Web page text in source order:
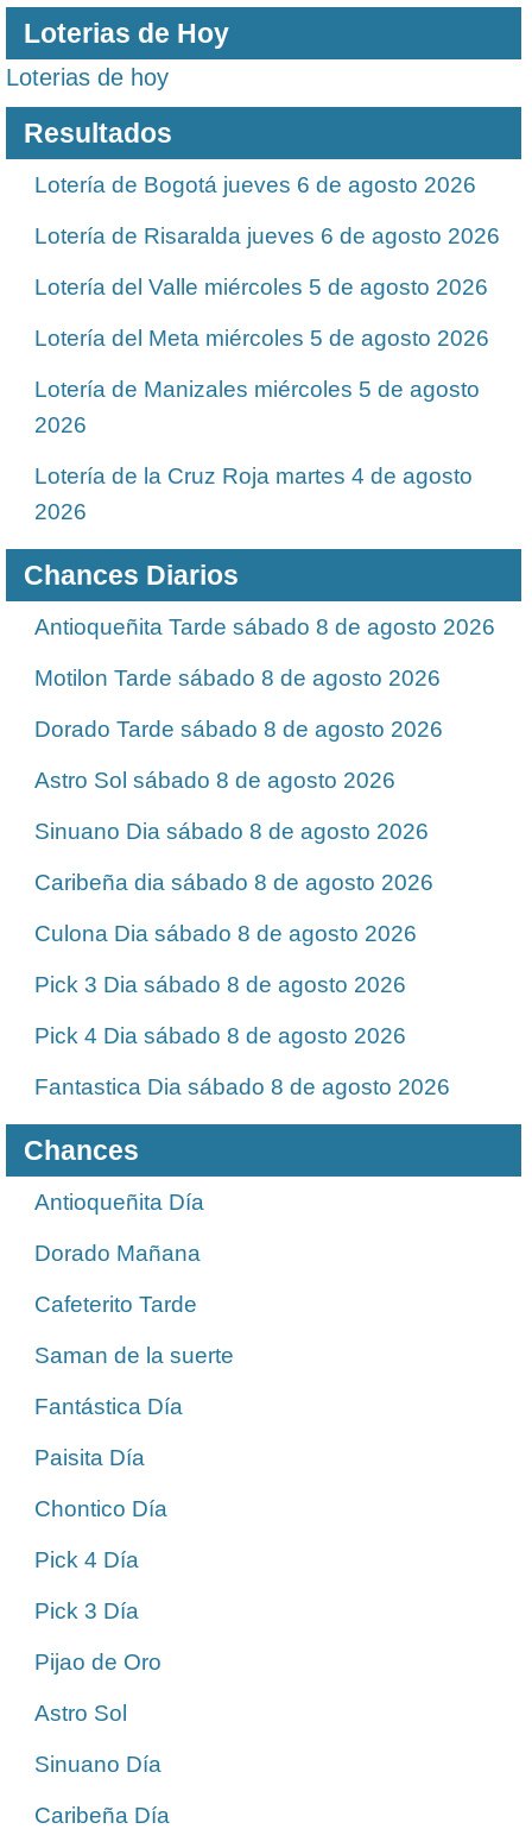
Loterias de Hoy
Loterias de hoy
Resultados
Lotería de Bogotá jueves 6 de agosto 2026
Lotería de Risaralda jueves 6 de agosto 2026
Lotería del Valle miércoles 5 de agosto 2026
Lotería del Meta miércoles 5 de agosto 2026
Lotería de Manizales miércoles 5 de agosto
2026
Lotería de la Cruz Roja martes 4 de agosto
2026
Chances Diarios
Antioqueñita Tarde sábado 8 de agosto 2026
Motilon Tarde sábado 8 de agosto 2026
Dorado Tarde sábado 8 de agosto 2026
Astro Sol sábado 8 de agosto 2026
Sinuano Dia sábado 8 de agosto 2026
Caribeña dia sábado 8 de agosto 2026
Culona Dia sábado 8 de agosto 2026
Pick 3 Dia sábado 8 de agosto 2026
Pick 4 Dia sábado 8 de agosto 2026
Fantastica Dia sábado 8 de agosto 2026
Chances
Antioqueñita Día
Dorado Mañana
Cafeterito Tarde
Saman de la suerte
Fantástica Día
Paisita Día
Chontico Día
Pick 4 Día
Pick 3 Día
Pijao de Oro
Astro Sol
Sinuano Día
Caribeña Día